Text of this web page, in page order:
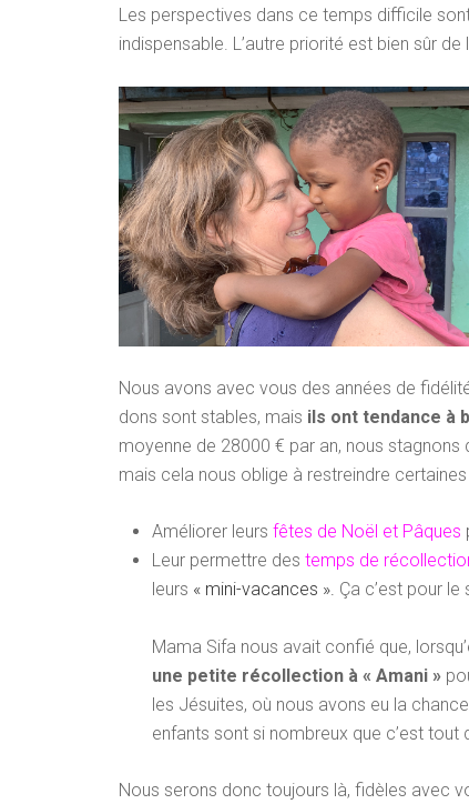
Les perspectives dans ce temps difficile sont
indispensable. L’autre priorité est bien sûr de
Nous avons avec vous des années de
dons sont stables, mais ils ont tendance à
moyenne de 28000 € par an, nous stagnons
mais cela nous oblige à restreindre
Améliorer leurs fêtes de Noël et Pâques
Leur permettre des temps de
leurs « mini-vacances ». Ça c’est pour le
Mama Sifa nous avait confié que,
une petite récollection à « Amani »
les Jésuites, où nous avons eu la
enfants sont si nombreux que c’est tout
Nous serons donc toujours là, fidèles avec